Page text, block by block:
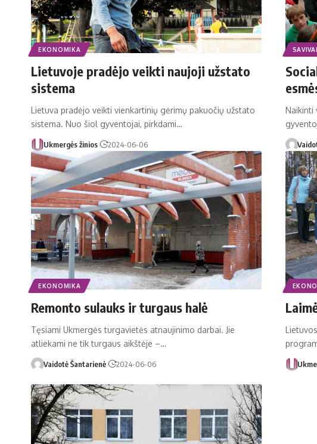
EKONOMIKA
Lietuvoje pradėjo veikti naujoji užstato
sistema
Lietuva pradėjo veikti vienkartinių gėrimų pakuočių užstato
sistema. Nuo šiol gyventojai, pirkdami…
Ukmergės žinios 2024-06-06
Naikinti
EKONOMIKA
Remonto sulauks ir turgaus halė
Tęsiami Ukmergės turgavietės atnaujinimo darbai. Jie
atliekami ne tik turgaus aikštėje –…
Vaidotė Šantarienė 2024-06-06